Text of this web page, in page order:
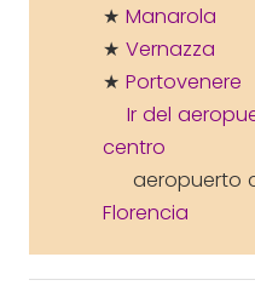
★ Manarola
★ Vernazza
★ Portovenere
Ir del
centro
aeropuerto
Florencia